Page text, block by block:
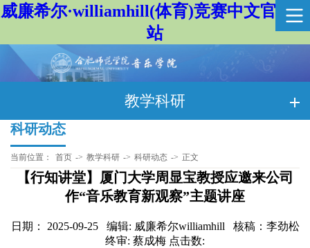
威廉希尔·williamhill(体育)竞赛中文官方网
站
教学科研
科研动态
当前位置： 首页 -> 教学科研 -> 科研动态 -> 正文
【行知讲堂】厦门大学周显宝教授应邀来公司
作“音乐教育新观察”主题讲座
日期： 2025-09-25 编辑: 威廉希尔williamhill 核稿：李劲松
终审: 蔡成梅 点击数: